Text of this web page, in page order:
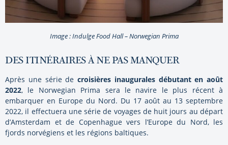
Image : Indulge Food Hall – Norwegian Prima
DES ITINÉRAIRES À NE PAS MANQUER
Après une série de croisières inaugurales débutant en août
2022, le Norwegian Prima sera le navire le plus récent à
embarquer en Europe du Nord. Du 17 août au 13 septembre
2022, il effectuera une série de voyages de huit jours au départ
d’Amsterdam et de Copenhague vers l’Europe du Nord, les
fjords norvégiens et les régions baltiques.